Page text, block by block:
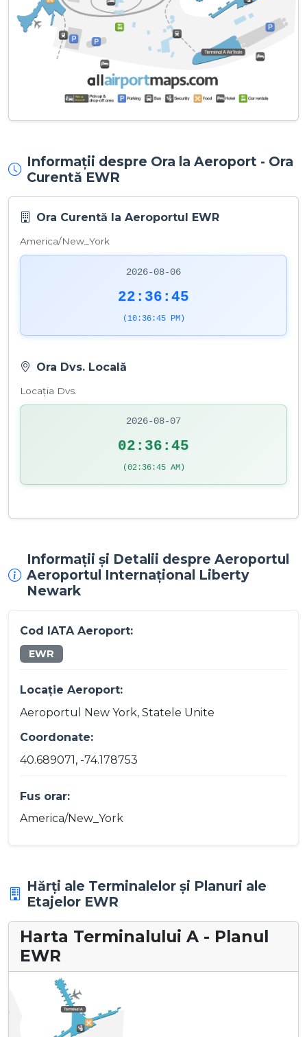
Informații despre Ora la Aeroport - Ora
Curentă EWR
Ora Curentă la Aeroportul EWR
America/New_York
2026-08-06
22:36:45
(10:36:45 PM)
Ora Dvs. Locală
Locația Dvs.
2026-08-07
02:36:45
(02:36:45 AM)
Informații și Detalii despre Aeroportul
Aeroportul Internațional Liberty
Newark
Cod IATA Aeroport:
EWR
Locație Aeroport:
Aeroportul New York, Statele Unite
Coordonate:
40.689071, -74.178753
Fus orar:
America/New_York
Hărți ale Terminalelor și Planuri ale
Etajelor EWR
Harta Terminalului A - Planul
EWR